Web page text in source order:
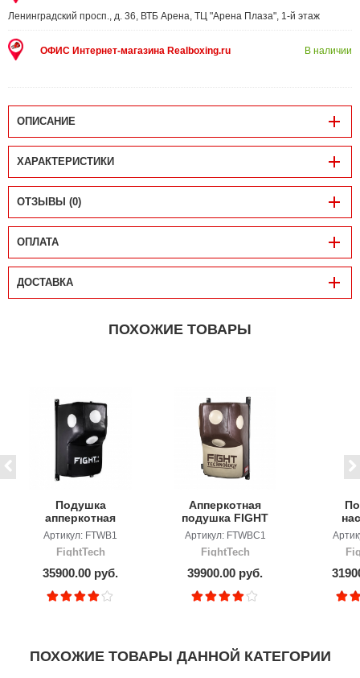
Ленинградский просп., д. 36, ВТБ Арена, ТЦ "Арена Плаза", 1-й этаж
ОФИС Интернет-магазина Realboxing.ru В наличии
ОПИСАНИЕ
ХАРАКТЕРИСТИКИ
ОТЗЫВЫ (0)
ОПЛАТА
ДОСТАВКА
ПОХОЖИЕ ТОВАРЫ
Подушка
апперкотная
FightTech
Артикул: FTWB1
FightTech
35900.00 руб.
Апперкотная
подушка FIGHT
TECH сustom
Артикул: FTWBC1
FightTech
39900.00 руб.
ПОХОЖИЕ ТОВАРЫ ДАННОЙ КАТЕГОРИИ